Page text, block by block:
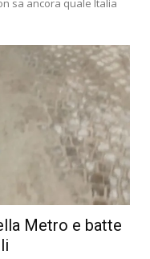
sa ancora quale Italia
Metro e batte